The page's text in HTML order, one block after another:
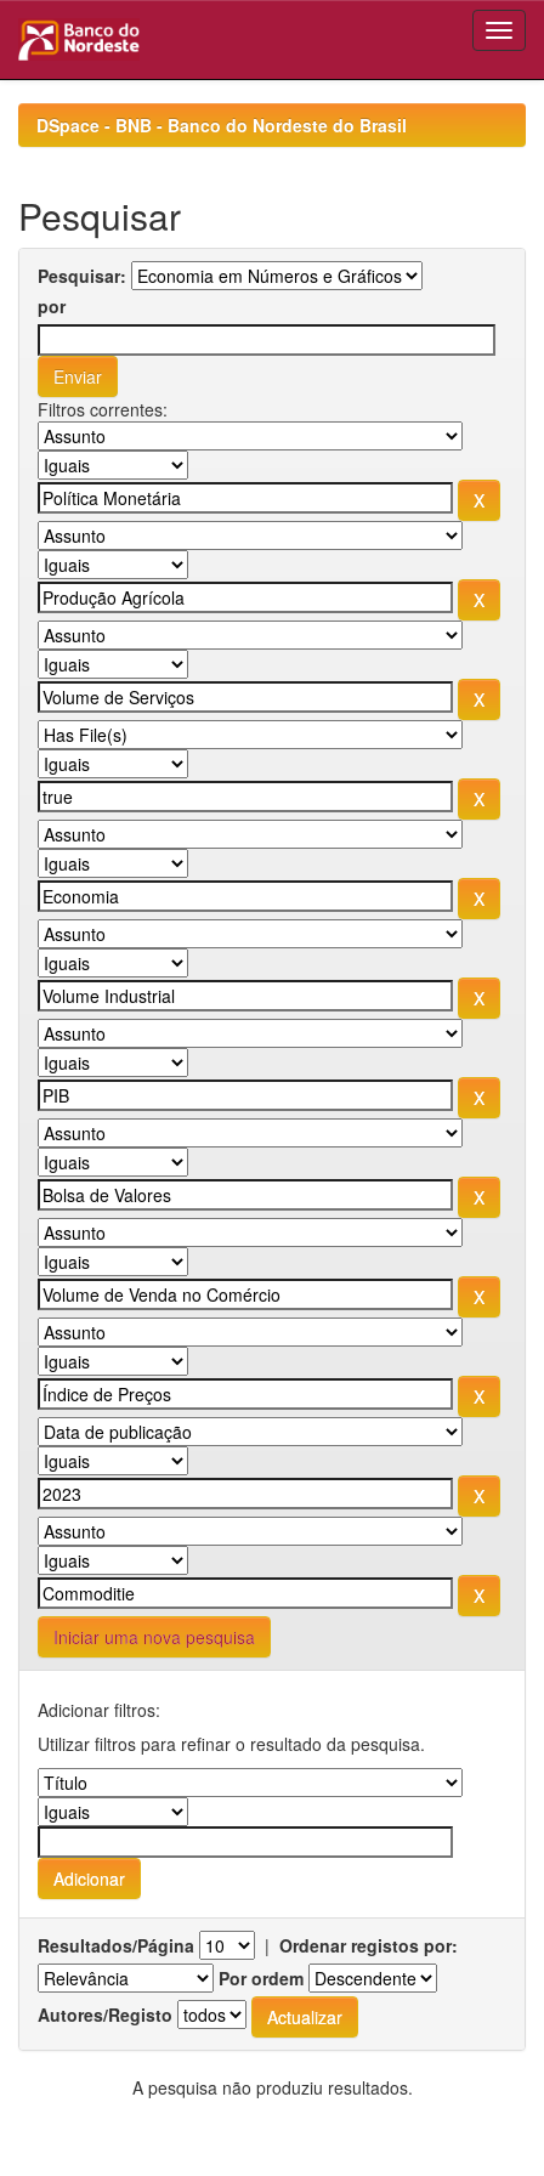
navigationDSpace - BNB - Banco do Nordeste do Brasil
Pesquisar
Pesquisar:
por
Filtros correntes:
Iniciar uma nova pesquisa
Adicionar filtros:
Utilizar filtros para refinar o resultado da pesquisa.
Resultados/Página | Ordenar registos por:
Por ordem
Autores/Registo
A pesquisa não produziu resultados.